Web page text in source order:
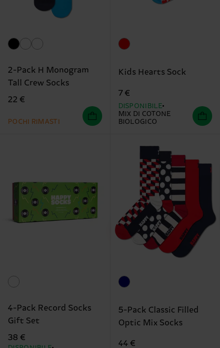
2-Pack H Monogram
Tall Crew Socks
22 €
POCHI RIMASTI
Kids Hearts Sock
7 €
DISPONIBILE
MIX DI COTONE
BIOLOGICO
4-Pack Record Socks
Gift Set
38 €
5-Pack Classic Filled
Optic Mix Socks
44 €